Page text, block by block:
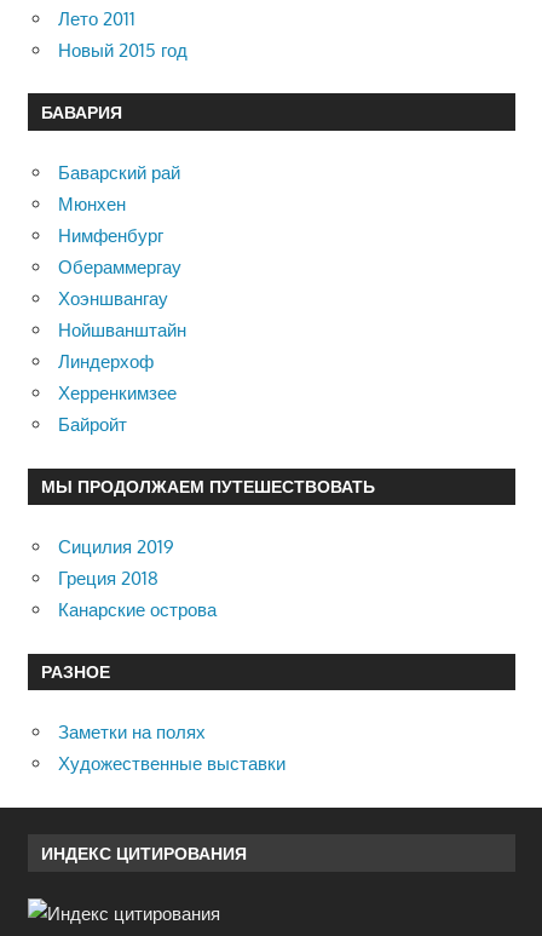
Лето 2011
Новый 2015 год
БАВАРИЯ
Баварский рай
Мюнхен
Нимфенбург
Обераммергау
Хоэншвангау
Нойшванштайн
Линдерхоф
Херренкимзее
Байройт
МЫ ПРОДОЛЖАЕМ ПУТЕШЕСТВОВАТЬ
Сицилия 2019
Греция 2018
Канарские острова
РАЗНОЕ
Заметки на полях
Художественные выставки
ИНДЕКС ЦИТИРОВАНИЯ